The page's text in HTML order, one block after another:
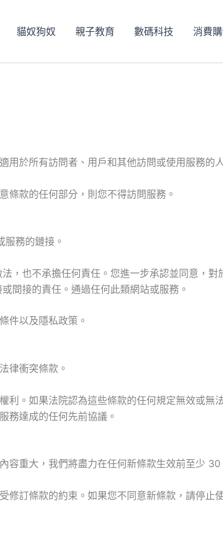
貓奴狗奴 親子教育 數碼科技 消費
用於所有訪問者、用戶和其他訪問或使用服務的
條款的任何部分，則您不得訪問服務。
務的鏈接。
，也不承擔任何責任。您進一步承認並同意，
間接的責任。通過任何此類網站或服務。
件以及隱私政策。
律衝突條款。
利。如果法院認為這些條款的任何規定無效或
務達成的任何先前協議。
容重大，我們將盡力在任何新條款生效前至少
訂條款的約束。如果您不同意新條款，請停止